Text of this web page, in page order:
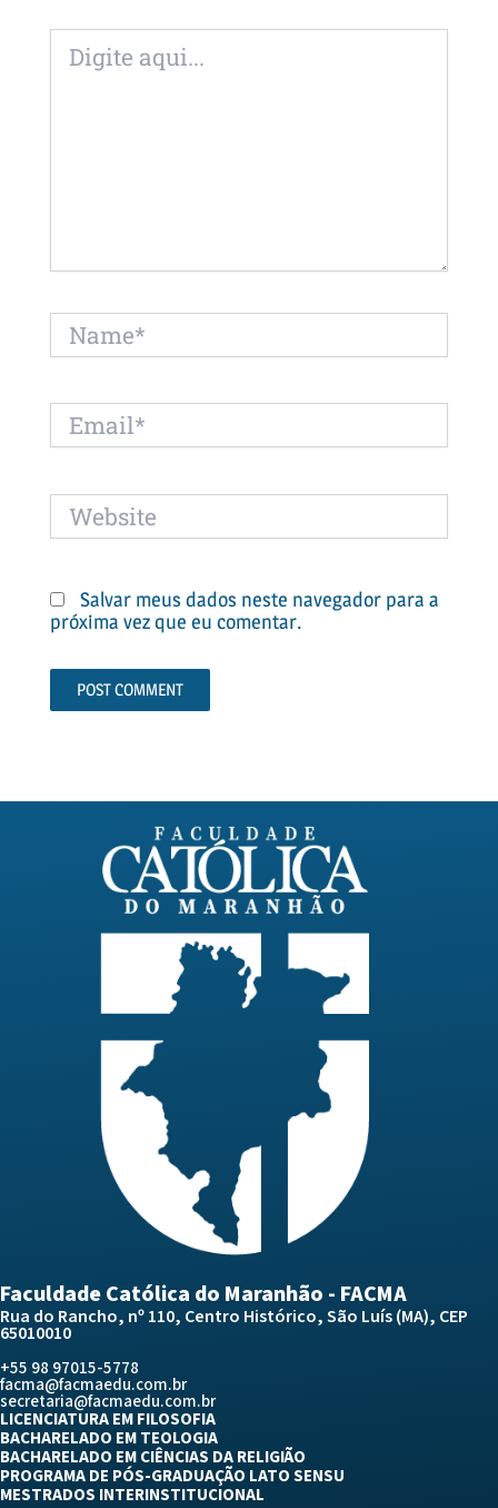
aqui...
Name*
Email*
Website
Salvar meus dados neste navegador para a
próxima vez que eu comentar.
Faculdade Católica do Maranhão - FACMA
Rua do Rancho, nº 110, Centro Histórico, São Luís (MA), CEP
65010010
+55 98 97015-5778
facma@facmaedu.com.br
secretaria@facmaedu.com.br
LICENCIATURA EM FILOSOFIA
BACHARELADO EM TEOLOGIA
BACHARELADO EM CIÊNCIAS DA RELIGIÃO
PROGRAMA DE PÓS-GRADUAÇÃO LATO SENSU
MESTRADOS INTERINSTITUCIONAL